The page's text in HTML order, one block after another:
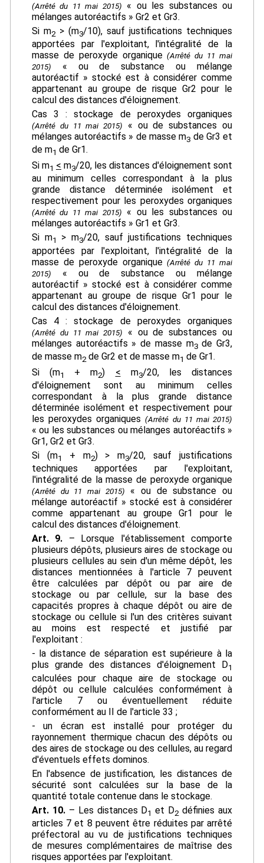
(Arrêté du 11 mai 2015) « ou les substances ou
mélanges autoréactifs » Gr2 et Gr3.
Si m2> (m3/10), sauf justifications techniques
apportées par l'exploitant, l'intégralité de la
masse de peroxyde organique(Arrêté du 11 mai
2015)
« ou de substance ou mélange
autoréactif » stocké est à considérer comme
appartenant au groupe de risque Gr2 pour le
calcul des distances d'éloignement.
Cas 3 : stockage de peroxydes organiques
(Arrêté du 11 mai 2015)
« ou de substances ou
mélanges autoréactifs » de masse m3 de Gr3 et
de m1 de Gr1.
Si m1 < m3/20, les distances d'éloignement sont
au minimum celles correspondant à la plus
grande distance déterminée isolément et
respectivement pour les peroxydes organiques
(Arrêté du 11 mai 2015) « ou les substances ou
mélanges autoréactifs » Gr1 et Gr3.
Si m1 > m3/20, sauf justifications techniques
apportées par l'exploitant, l'intégralité de la
masse de peroxyde organique(Arrêté du 11 mai
2015)
« ou de substance ou mélange
autoréactif » stocké est à considérer comme
appartenant au groupe de risque Gr1 pour le
calcul des distances d'éloignement.
Cas 4 : stockage de peroxydes organiques
(Arrêté du 11 mai 2015)
« ou de substances ou
mélanges autoréactifs » de masse m3de Gr3,
de masse m2de Gr2 et de masse m1 de Gr1.
Si (m1 + m2) < m3/20, les distances
d'éloignement sont au minimum celles
correspondant à la plus grande distance
déterminée isolément et respectivement pour
les peroxydes organiques(Arrêté du 11 mai 2015)
« ou les substances ou mélanges autoréactifs »
Gr1, Gr2 et Gr3.
Si (m1 + m2) > m3/20, sauf justifications
techniques apportées par l'exploitant,
l'intégralité de la masse de peroxyde organique
(Arrêté du 11 mai 2015)
« ou de substance ou
mélange autoréactif » stocké est à considérer
comme appartenant au groupe Gr1 pour le
calcul des distances d'éloignement.
Art. 9. – Lorsque l'établissement comporte
plusieurs dépôts, plusieurs aires de stockage ou
plusieurs cellules au sein d'un même dépôt, les
distances mentionnées à l'article 7 peuvent
être calculées par dépôt ou par aire de
stockage ou par cellule, sur la base des
capacités propres à chaque dépôt ou aire de
stockage ou cellule si l'un des critères suivant
au moins est respecté et justifié par
l'exploitant :
- la distance de séparation est supérieure à la
plus grande des distances d'éloignement D1
calculées pour chaque aire de stockage ou
dépôt ou cellule calculées conformément à
l'article 7 ou éventuellement réduite
conformément au II de l'article 33 ;
- un écran est installé pour protéger du
rayonnement thermique chacun des dépôts ou
des aires de stockage ou des cellules, au regard
d'éventuels effets dominos.
En l'absence de justification, les distances de
sécurité sont calculées sur la base de la
quantité totale contenue dans le stockage.
Art. 10.– Les distances D1 et D2 définies aux
articles 7 et 8 peuvent être réduites par arrêté
préfectoral au vu de justifications techniques
de mesures complémentaires de maîtrise des
risques apportées par l'exploitant.